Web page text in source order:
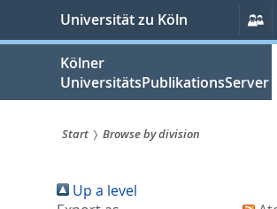
springen
Universität zu Köln
Kölner
UniversitätsPublikationsServer
sind
Start Browse by division
Up a level